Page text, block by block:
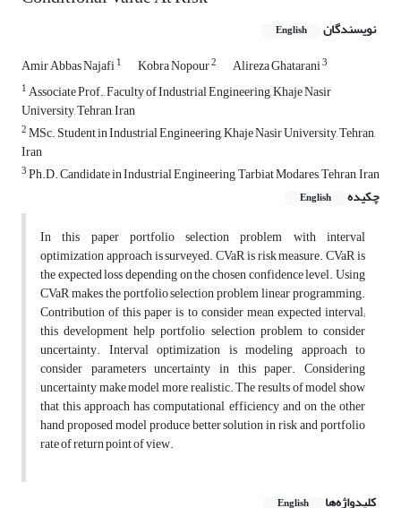
نویسندگان English
Amir Abbas Najafi1 Kobra Nopour2 Alireza Ghatarani3
1Associate Prof., Faculty of Industrial Engineering, Khaje Nasir
University, Tehran, Iran
2MSc. Student in Industrial Engineering, Khaje Nasir University, Tehran,
Iran
3Ph.D. Candidate in Industrial Engineering, Tarbiat Modares, Tehran, Iran
چکیده
English
In this paper portfolio selection problem with interval
optimization approach is surveyed. CVaR is risk measure. CVaR is
the expected loss depending on the chosen confidence level. Using
CVaR makes the portfolio selection problem linear programming.
Contribution of this paper is to consider mean expected interval;
this development help portfolio selection problem to consider
uncertainty. Interval optimization is modeling approach to
consider parameters uncertainty in this paper. Considering
uncertainty make model more realistic. The results of model show
that this approach has computational efficiency and on the other
hand proposed model produce better solution in risk and portfolio
rate of return point of view.
کلیدواژه‌ها English